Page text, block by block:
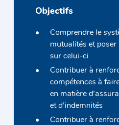
Objectifs
Comprendre le
mutualités et
sur celui-ci
Contribuer à
compétences à
en matière
et d’indemnités
Contribuer à